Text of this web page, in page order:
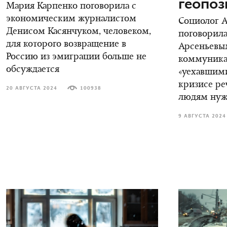
Мария Карпенко поговорила с
экономическим журналистом
Денисом Касянчуком, человеком,
для которого возвращение в
Россию из эмиграции больше не
обсуждается
20 АВГУСТА 2024 100938
Социолог
кризисе
людям
9 АВГУСТА 2024